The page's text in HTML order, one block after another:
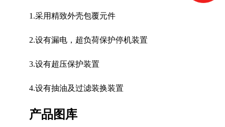
1.采用精致外壳包覆元件
2.设有漏电，超负荷保护停机装置
3.设有超压保护装置
4.设有抽油及过滤装换装置
产品图库